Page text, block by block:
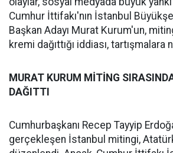
Cumhur İttifakı'nın İstanbul
Başkan Adayı Murat Kurum'un,
kremi dağıttığı iddiası, tartışmalara
MURAT KURUM MİTİNG
DAĞITTI
Cumhurbaşkanı Recep Tayyip
gerçekleşen İstanbul mitingi,